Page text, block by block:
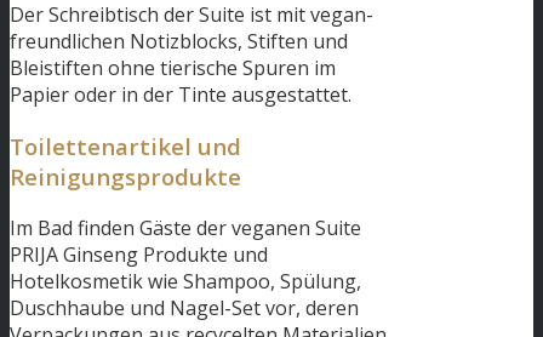
Der Schreibtisch der Suite ist mit vegan-
freundlichen Notizblocks, Stiften und
Bleistiften ohne tierische Spuren im
Papier oder in der Tinte ausgestattet.
Toilettenartikel und
Reinigungsprodukte
Im Bad finden Gäste der veganen Suite
PRIJA Ginseng Produkte und
Hotelkosmetik wie Shampoo, Spülung,
Duschhaube und Nagel-Set vor, deren